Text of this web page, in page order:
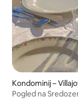
Kondominij –
Pogled na